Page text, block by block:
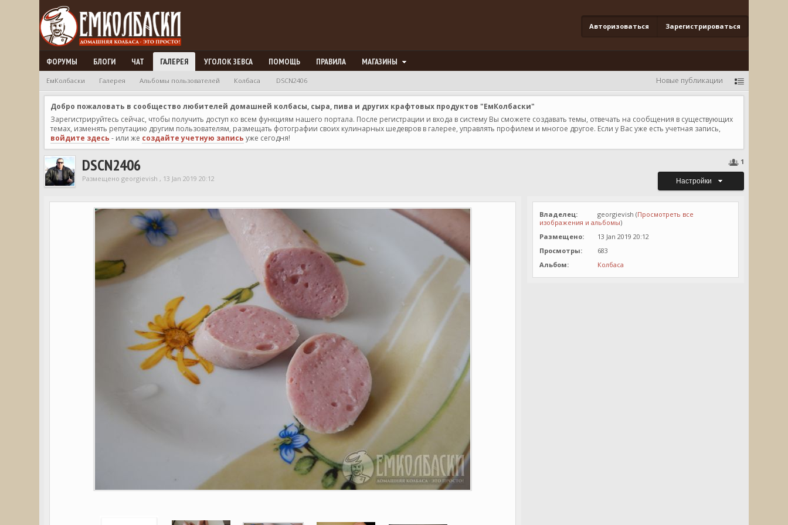
Авторизоваться Зарегистрироваться
ФОРУМЫ БЛОГИ ЧАТ ГАЛЕРЕЯ УГОЛОК ЗЕВСА ПОМОЩЬ ПРАВИЛА МАГАЗИНЫ
ЕмКолбаски Галерея Альбомы пользователей Колбаса DSCN2406 Новые публикации
Добро пожаловать в сообщество любителей домашней колбасы, сыра, пива и других крафтовых продуктов "ЕмКолбаски"
Зарегистрируйтесь сейчас, чтобы получить доступ ко всем функциям нашего портала. После регистрации и входа в систему Вы сможете создавать темы, отвечать на сообщения в существующих
темах, изменять репутацию другим пользователям, размещать фотографии своих кулинарных шедевров в галерее, управлять профилем и многое другое. Если у Вас уже есть учетная запись,
войдите здесь - или же создайте учетную запись уже сегодня!
1
Настройки
DSCN2406
Размещено georgievish , 13 Jan 2019 20:12
Владелец: georgievish (Просмотреть все
изображения и альбомы)
Размещено:
13 Jan 2019 20:12
Просмотры:
683
Альбом:
Колбаса